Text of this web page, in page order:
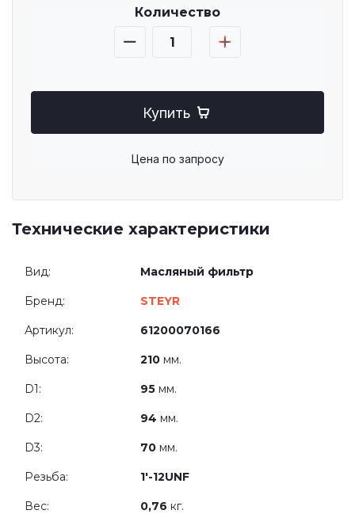
Количество
Купить
Цена по запросу
Технические характеристики
Вид: Масляный фильтр
Бренд: STEYR
Артикул: 61200070166
Высота: 210 мм.
D1: 95 мм.
D2: 94 мм.
D3: 70 мм.
Резьба: 1'-12UNF
Вес: 0,76 кг.